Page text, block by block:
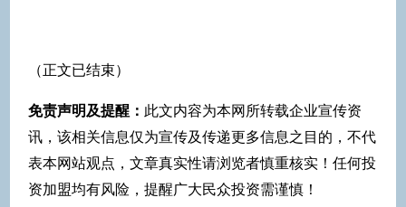
（正文已结束）
免责声明及提醒： 此文内容为本网所转载企业宣传资
讯，该相关信息仅为宣传及传递更多信息之目的，不代
表本网站观点，文章真实性请浏览者慎重核实！任何投
资加盟均有风险，提醒广大民众投资需谨慎！